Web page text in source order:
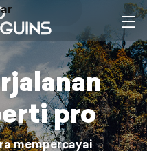
pro
mempercayai